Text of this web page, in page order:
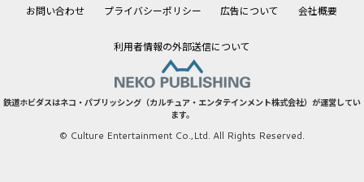
お問い合わせ プライバシーポリシー 広告について 会社概要
利用者情報の外部送信について
鉄道ホビダスはネコ・パブリッシング（カルチュア・エンタテインメント株式会社）が運営してい
ます。
© Culture Entertainment Co.,Ltd. All Rights Reserved.